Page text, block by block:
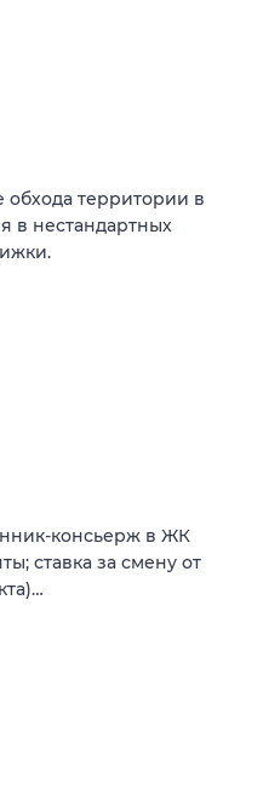
территории в
в нестандартных
консьерж в ЖК
ставка зa смену от